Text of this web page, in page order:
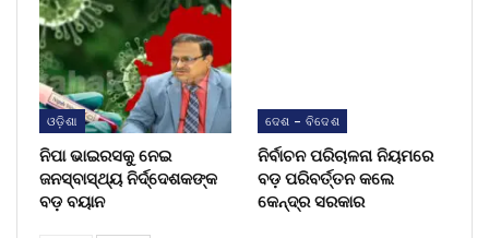
ଓଡ଼ିଶା
ନିପା ଭାଇରସକୁ ନେଇ
ଜନସ୍ବାସ୍ଥ୍ୟ ନିର୍ଦ୍ଦେଶକଙ୍କ
ବଡ଼ ବୟାନ
ଦେଶ - ବିଦେଶ
ନିର୍ବାଚନ ପରିଚାଳନା ନିୟମରେ
ବଡ଼ ପରିବର୍ତ୍ତନ କଲେ
କେନ୍ଦ୍ର ସରକାର